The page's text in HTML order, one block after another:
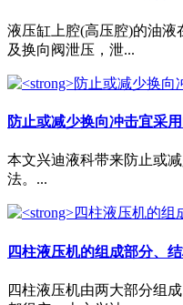
液压缸上腔(高压腔)的油液
及换向阀泄压，泄...
防止或减少换向冲击宜采
本文兴迪液科带来防止或
法。...
四柱液压机的组成部分、
四柱液压机由两大部分组